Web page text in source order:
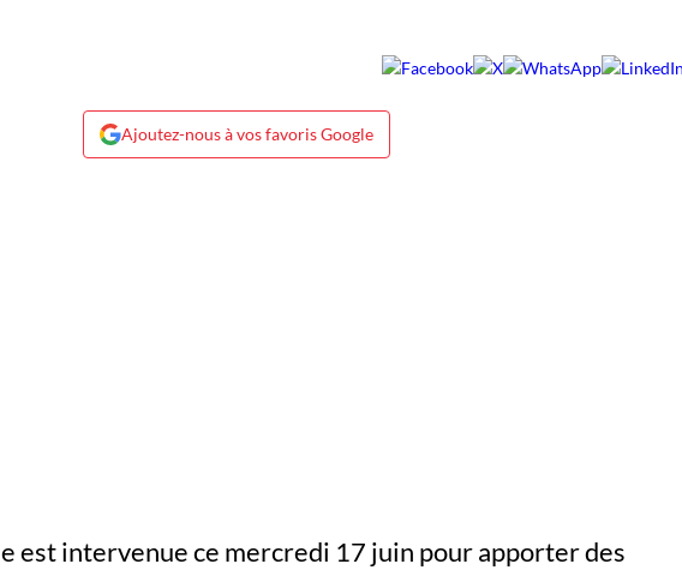
Ajoutez-nous à vos favoris Google
est intervenue ce mercredi 17 juin pour apporter des